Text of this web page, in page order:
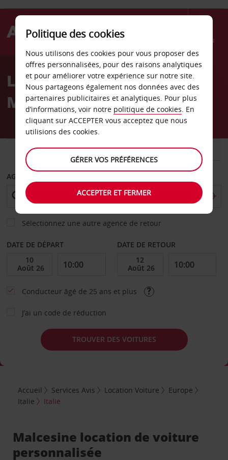
Menu
AvisLocation de voiture
Malcesine
VOITURE UTILITAIRE
AGENCE DE DÉPART
Sélectionnez une autre agence de retour
DATE DE DÉPART DATE DE RETOUR
Conducteur âgé de 25 ans et plus
J’ai un code de réduction
TROUVER DES VOITURES
Accueil Services Avis Location Voiture
Europe
Italie
Italie
Malcesine location de voiture
personnalisée
Politique des cookies
Nous utilisons des cookies pour vous proposer des
offres personnalisées, pour des raisons analytiques
et pour améliorer votre expérience sur notre site.
Nous partageons également nos données avec des
partenaires publicitaires et analytiques. Pour plus
d’informations, voir notre politique de cookies. En
cliquant sur ACCEPTER vous acceptez que nous
utilisions des cookies.
GÉRER VOS PRÉFÉRENCES
ACCEPTER ET FERMER